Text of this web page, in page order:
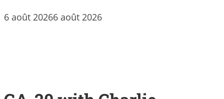
6 août 20266 août 2026